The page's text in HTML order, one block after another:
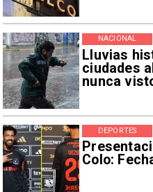
Lluvias
ciudades
nunca
NACIONAL
Colo:
DEPORTES